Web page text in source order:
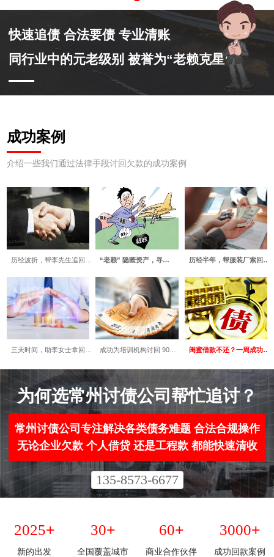
快速追债 合法要债 专业清账
同行业中的元老级别 被誉为“老赖克星”
成功案例
介绍一些我们通过法律手段讨回欠款的成功案例
历经波折，帮李先生追回…
三天时间，助李女士拿回…
“老赖” 隐匿资产，寻…
成功为培训机构讨回 90…
历经半年，帮服装厂索回…
闺蜜借款不还？一周成功…
为何选常州讨债公司帮忙追讨？​
常州讨债公司专注解决各类债务难题 合法合规操作
无论企业欠款 个人借贷 还是工程款 都能快速清收
135-8573-6677
2025+
新的出发
30+
全国覆盖城市
60+
商业合作伙伴
3000+
成功回款案例